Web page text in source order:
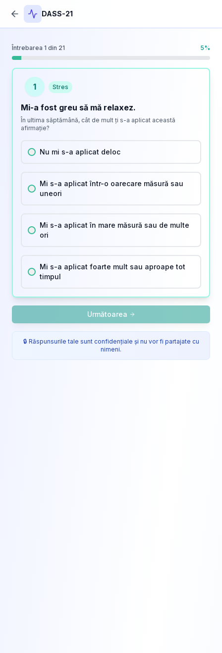
DASS-21
Întrebarea 1 din 21 5%
1 Stres
Mi-a fost greu să mă relaxez.
În ultima săptămână, cât de mult ți s-a aplicat această
afirmație?
Nu mi s-a aplicat deloc
Mi s-a aplicat într-o oarecare măsură sau
uneori
Mi s-a aplicat în mare măsură sau de multe
ori
Mi s-a aplicat foarte mult sau aproape tot
timpul
Următoarea
🔒 Răspunsurile tale sunt confidențiale și nu vor fi partajate cu
nimeni.